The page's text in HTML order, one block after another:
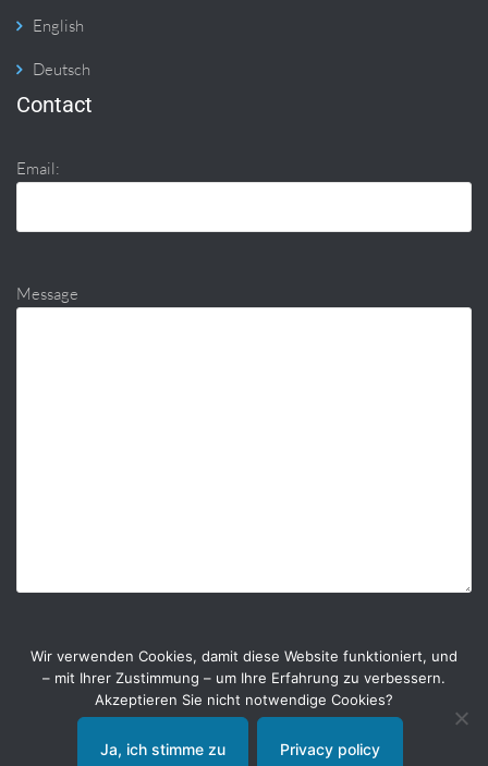
English
Deutsch
Contact
Email:
Message
Wir verwenden Cookies, damit diese Website funktioniert, und
– mit Ihrer Zustimmung – um Ihre Erfahrung zu verbessern.
Akzeptieren Sie nicht notwendige Cookies?
Ja, ich stimme zu Privacy policy